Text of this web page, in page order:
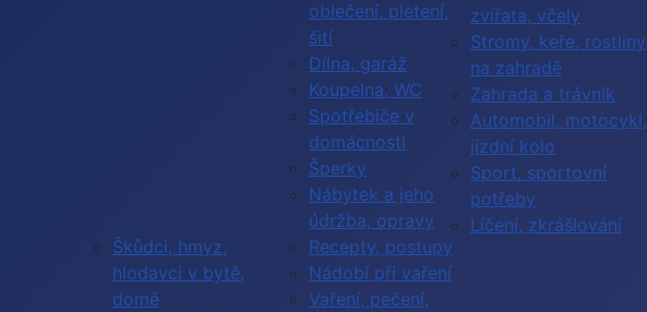
oblečení, pletení,
šití
Dílna, garáž
Koupelna, WC
Spotřebiče v
domácnosti
Šperky
Nábytek a jeho
údržba, opravy
Škůdci, hmyz,
hlodavci v bytě,
domě
Recepty, postupy
Nádobí při vaření
Vaření, pečení,
zvířata, včely
Stromy, keře, rostliny
na zahradě
Zahrada a trávník
Automobil, motocykl,
jízdní kolo
Sport, sportovní
potřeby
Líčení, zkrášlování